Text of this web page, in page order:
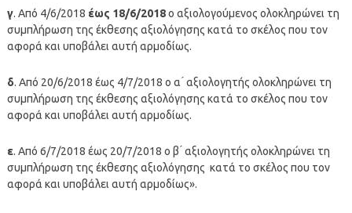
γ. Από 4/6/2018 έως 18/6/2018ο αξιολογούμενος ολοκληρώνει τη
συμπλήρωση της έκθεσης αξιολόγησης κατά το σκέλος που τον
αφορά και υποβάλει αυτή αρμοδίως.
δ. Από 20/6/2018 έως 4/7/2018 ο α ́ αξιολογητής ολοκληρώνει τη
συμπλήρωση της έκθεσης αξιολόγησης κατά το σκέλος που τον
αφορά και υποβάλει αυτή αρμοδίως.
ε. Από 6/7/2018 έως 20/7/2018 ο β ́ αξιολογητής ολοκληρώνει τη
συμπλήρωση της έκθεσης αξιολόγησης κατά το σκέλος που τον
αφορά και υποβάλει αυτή αρμοδίως».